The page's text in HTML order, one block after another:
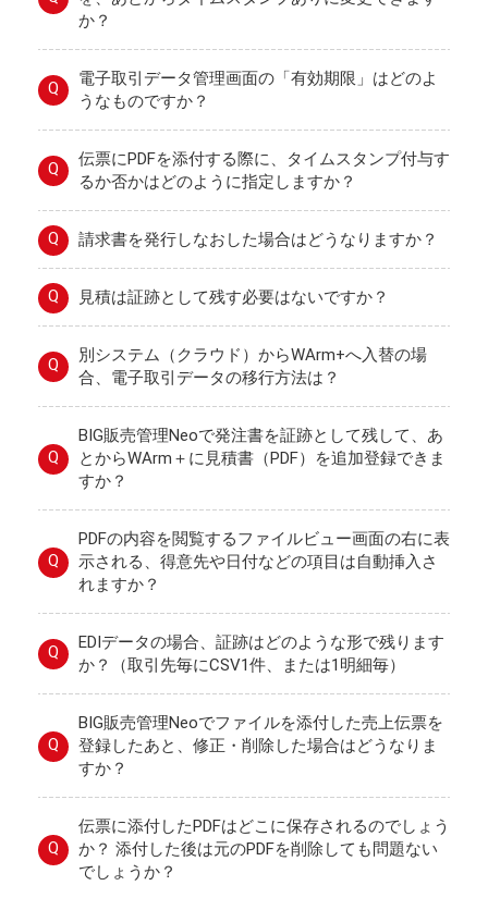
か？
Q
電子取引データ管理画面の「有効期限」はどのよ
うなものですか？
Q
伝票にPDFを添付する際に、タイムスタンプ付与す
るか否かはどのように指定しますか？
Q 請求書を発行しなおした場合はどうなりますか？
Q 見積は証跡として残す必要はないですか？
Q
別システム（クラウド）からWArm+へ入替の場
合、電子取引データの移行方法は？
Q
BIG販売管理Neoで発注書を証跡として残して、あ
とからWArm＋に見積書（PDF）を追加登録できま
すか？
Q
PDFの内容を閲覧するファイルビュー画面の右に表
示される、得意先や日付などの項目は自動挿入さ
れますか？
Q
EDIデータの場合、証跡はどのような形で残ります
か？（取引先毎にCSV1件、または1明細毎）
Q
BIG販売管理Neoでファイルを添付した売上伝票を
登録したあと、修正・削除した場合はどうなりま
すか？
Q
伝票に添付したPDFはどこに保存されるのでしょう
か？ 添付した後は元のPDFを削除しても問題ない
でしょうか？